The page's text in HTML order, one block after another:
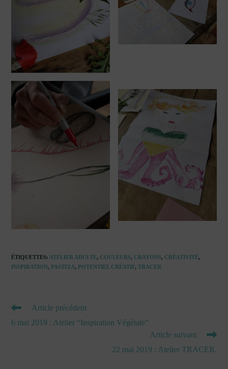
ÉTIQUETTES: ATELIER ADULTE, COULEURS, CRAYONS, CRÉATIVITÉ,
INSPIRATION, PASTELS, POTENTIEL CRÉATIF, TRACER
READ
ARTICLES
Article précédent
6 mai 2019 : Atelier “Inspiration Végétale”
Article suivant
22 mai 2019 : Atelier TRACER.